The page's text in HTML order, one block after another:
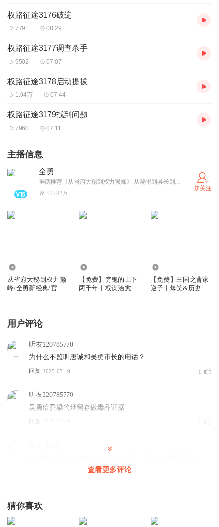
权路征途3176破绽
7791 08:29
权路征途3177调查杀手
9502 07:07
权路征途3178启动提拔
1.04万 07:44
权路征途3179找到问题
7960 07:11
主播信息
全勇
重磅推荐《从省府大秘到权力巅峰》 从秘书到县长到封疆大吏 内容干净紧凑 跌宕起伏 好听舒服的很嘞 快来呦
333.82万
加关注
从省府大秘到权力巅
峰/全勇新经典/官场/
【免费】穷鬼的上下
两千年丨权谋治愈系
【免费】三国之曹家
逆子丨爆笑&历史多
用户评论
听友220785770
为什么不监听唐诚和吴勇市长的电话？
回复 2025-07-19 1
听友220785770
吴勇给乔梁的烟留存做毒品证据
回复
保密性？吴用都知道
查看更多评论
猜你喜欢